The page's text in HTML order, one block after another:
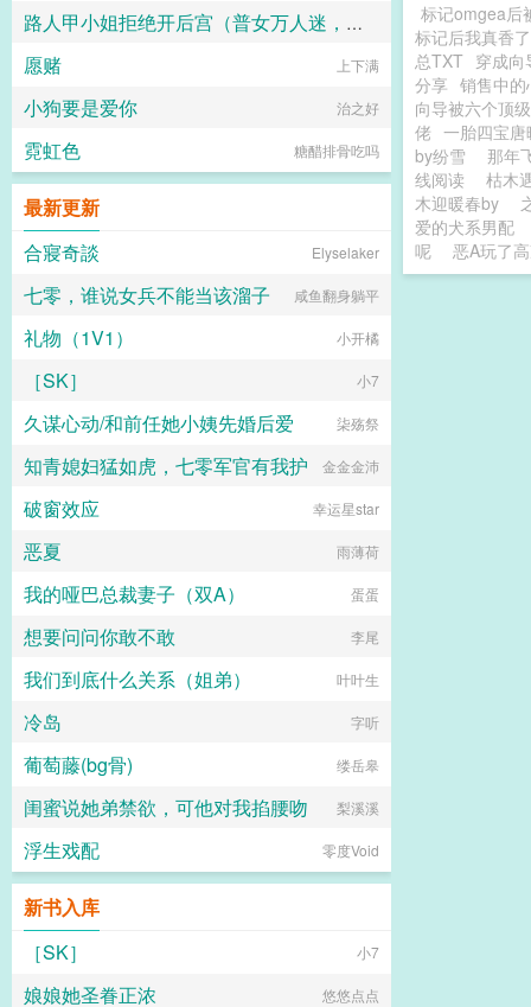
标记omgea后
标记后我真香了
总TXT 穿成向
分享 销售中
向导被六个顶
佬 一胎四宝
by纷雪
那年
线阅读
枯木
木迎暖春by
爱的犬系男配
呢
恶A玩了
路人甲小姐拒绝开后宫（普女万人迷，现言NP）
咕咕勇者
愿赌 上下满
小狗要是爱你 治之好
霓虹色 糖醋排骨吃吗
最新更新
合寢奇談
Elyselaker
七零，谁说女兵不能当该溜子 咸鱼翻身躺平
礼物（1V1） 小开橘
［SK］ 小7
久谋心动/和前任她小姨先婚后爱 柒殇祭
知青媳妇猛如虎，七零军官有我护 金金金沛
破窗效应 幸运星star
恶夏 雨薄荷
我的哑巴总裁妻子（双A） 蛋蛋
想要问问你敢不敢 李尾
我们到底什么关系（姐弟） 叶叶生
冷岛 字听
葡萄藤(bg骨) 缕岳皋
闺蜜说她弟禁欲，可他对我掐腰吻 梨溪溪
浮生戏配 零度Void
新书入库
［SK］
小7
娘娘她圣眷正浓 悠悠点点